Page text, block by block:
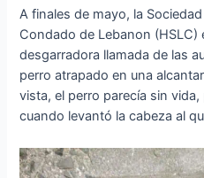
A finales de mayo, la
Condado de Lebanon (HSLC)
desgarradora llamada de las
perro atrapado en una
vista, el perro parecía sin
cuando levantó la cabeza al